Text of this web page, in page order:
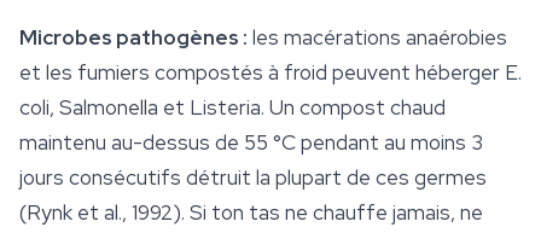
Microbes pathogènes : les macérations anaérobies
et les fumiers compostés à froid peuvent héberger E.
coli, Salmonella et Listeria. Un compost chaud
maintenu au-dessus de 55 °C pendant au moins 3
jours consécutifs détruit la plupart de ces germes
(Rynk et al., 1992). Si ton tas ne chauffe jamais, ne